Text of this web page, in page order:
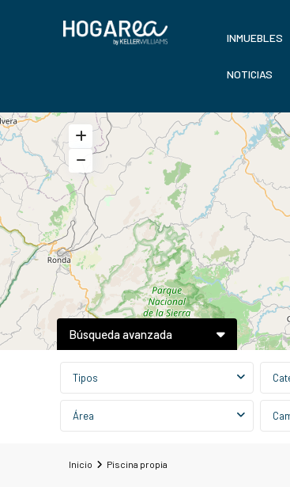
INMUEBLES
NOTICIAS
Búsqueda avanzada
Tipos
Área
Inicio Piscina propia